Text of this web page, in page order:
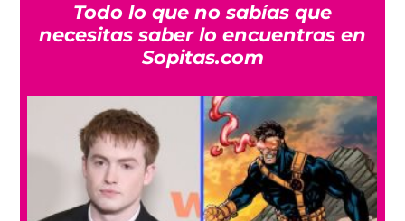
Todo lo que no sabías que
necesitas saber lo encuentras en
Sopitas.com